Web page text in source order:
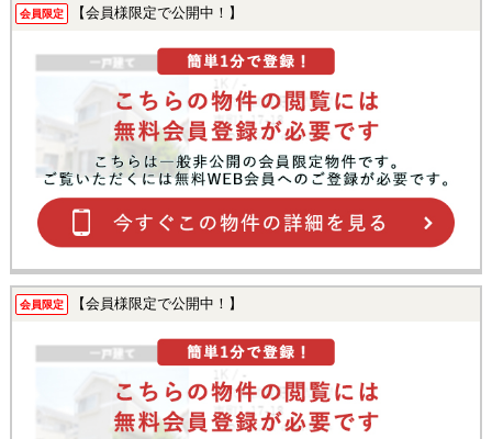
会員限定 【会員様限定で公開中！】
会員限定 【会員様限定で公開中！】